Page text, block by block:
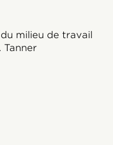
milieu de travail
Tanner